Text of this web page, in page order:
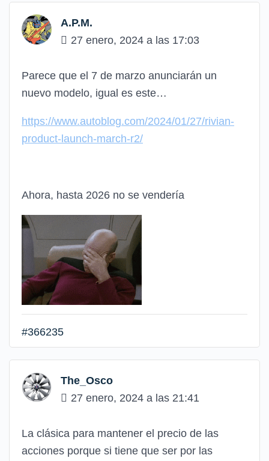
A.P.M.
27 enero, 2024 a las 17:03
Parece que el 7 de marzo anunciarán un
nuevo modelo, igual es este…
https://www.autoblog.com/2024/01/27/rivian-
product-launch-march-r2/
Ahora, hasta 2026 no se vendería
#366235
The_Osco
27 enero, 2024 a las 21:41
La clásica para mantener el precio de las
acciones porque si tiene que ser por las